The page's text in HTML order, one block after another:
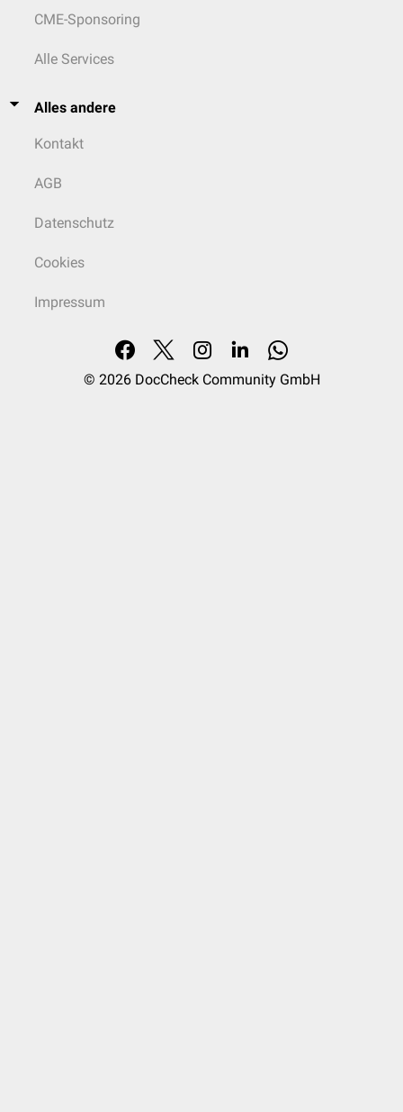
CME-Sponsoring
Alle Services
Alles andere
Kontakt
AGB
Datenschutz
Cookies
Impressum
© 2026 DocCheck Community GmbH